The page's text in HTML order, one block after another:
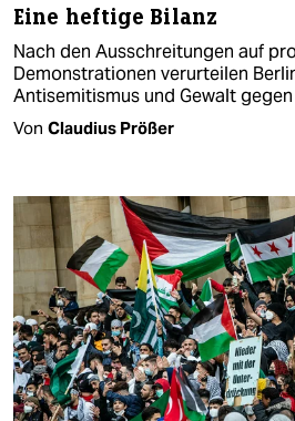
Eine heftige Bilanz
Nach den Ausschreitungen auf
Demonstrationen verurteilen
Antisemitismus und Gewalt
Von Claudius Prößer